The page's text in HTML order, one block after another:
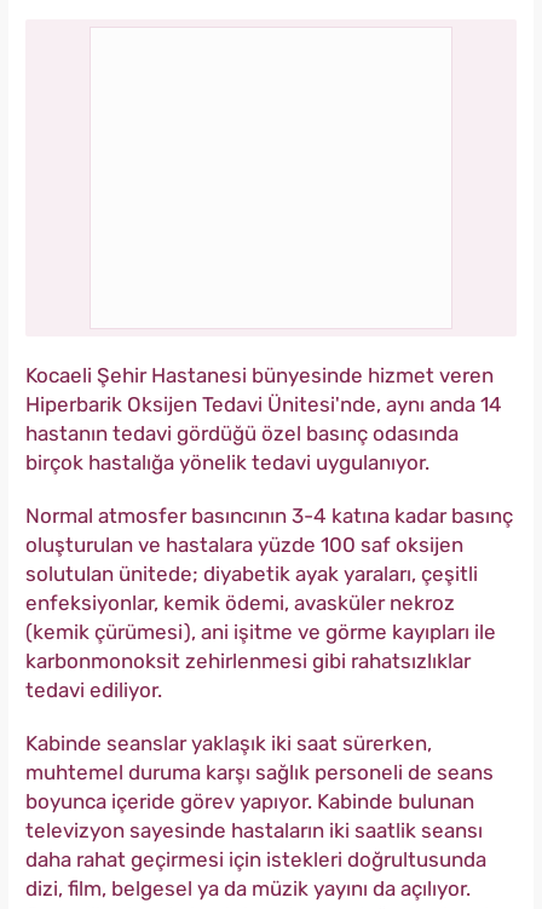
Kocaeli Şehir Hastanesi bünyesinde hizmet veren
Hiperbarik Oksijen Tedavi Ünitesi'nde, aynı anda 14
hastanın tedavi gördüğü özel basınç odasında
birçok hastalığa yönelik tedavi uygulanıyor.
Normal atmosfer basıncının 3-4 katına kadar basınç
oluşturulan ve hastalara yüzde 100 saf oksijen
solutulan ünitede; diyabetik ayak yaraları, çeşitli
enfeksiyonlar, kemik ödemi, avasküler nekroz
(kemik çürümesi), ani işitme ve görme kayıpları ile
karbonmonoksit zehirlenmesi gibi rahatsızlıklar
tedavi ediliyor.
Kabinde seanslar yaklaşık iki saat sürerken,
muhtemel duruma karşı sağlık personeli de seans
boyunca içeride görev yapıyor. Kabinde bulunan
televizyon sayesinde hastaların iki saatlik seansı
daha rahat geçirmesi için istekleri doğrultusunda
dizi, film, belgesel ya da müzik yayını da açılıyor.